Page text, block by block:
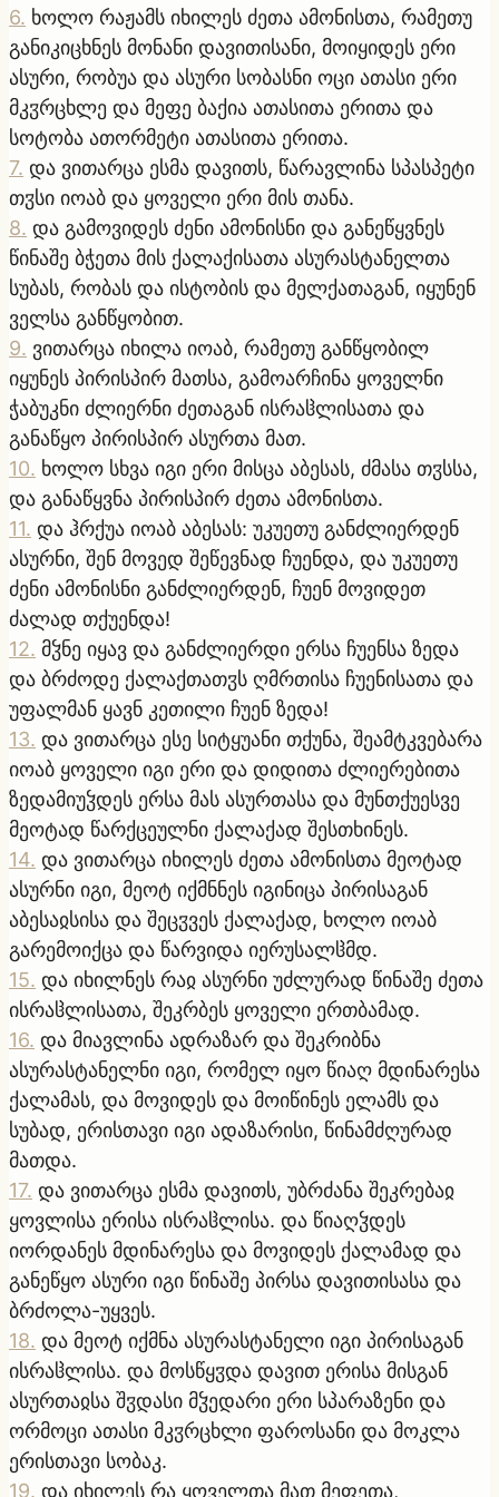
6. ხოლო რაჟამს იხილეს ძეთა ამონისთა, რამეთუ
განიკიცხნეს მონანი დავითისანი, მოიყიდეს ერი
ასური, რობუა და ასური სობასნი ოცი ათასი ერი
მკჳრცხლე და მეფე ბაქია ათასითა ერითა და
სოტობა ათორმეტი ათასითა ერითა.
7. და ვითარცა ესმა დავითს, წარავლინა სპასპეტი
თჳსი იოაბ და ყოველი ერი მის თანა.
8. და გამოვიდეს ძენი ამონისნი და განეწყვნეს
წინაშე ბჭეთა მის ქალაქისათა ასურასტანელთა
სუბას, რობას და ისტობის და მელქათაგან, იყუნენ
ველსა განწყობით.
9. ვითარცა იხილა იოაბ, რამეთუ განწყობილ
იყუნეს პირისპირ მათსა, გამოარჩინა ყოველნი
ჭაბუკნი ძლიერნი ძეთაგან ისრაჱლისათა და
განაწყო პირისპირ ასურთა მათ.
10. ხოლო სხვა იგი ერი მისცა აბესას, ძმასა თჳსსა,
და განაწყვნა პირისპირ ძეთა ამონისთა.
11. და ჰრქუა იოაბ აბესას: უკუეთუ განძლიერდენ
ასურნი, შენ მოვედ შეწევნად ჩუენდა, და უკუეთუ
ძენი ამონისნი განძლიერდენ, ჩუენ მოვიდეთ
ძალად თქუენდა!
12. მჴნე იყავ და განძლიერდი ერსა ჩუენსა ზედა
და ბრძოდე ქალაქთათჳს ღმრთისა ჩუენისათა და
უფალმან ყავნ კეთილი ჩუენ ზედა!
13. და ვითარცა ესე სიტყუანი თქუნა, შეამტკვებარა
იოაბ ყოველი იგი ერი და დიდითა ძლიერებითა
ზედამიუჴდეს ერსა მას ასურთასა და მუნთქუესვე
მეოტად წარქცეულნი ქალაქად შესთხინეს.
14. და ვითარცა იხილეს ძეთა ამონისთა მეოტად
ასურნი იგი, მეოტ იქმნნეს იგინიცა პირისაგან
აბესაჲსისა და შეცჳვეს ქალაქად, ხოლო იოაბ
გარემოიქცა და წარვიდა იერუსალჱმდ.
15. და იხილნეს რაჲ ასურნი უძლურად წინაშე ძეთა
ისრაჱლისათა, შეკრბეს ყოველი ერთბამად.
16. და მიავლინა ადრაზარ და შეკრიბნა
ასურასტანელნი იგი, რომელ იყო წიაღ მდინარესა
ქალამას, და მოვიდეს და მოიწინეს ელამს და
სუბად, ერისთავი იგი ადაზარისი, წინამძღურად
მათდა.
17. და ვითარცა ესმა დავითს, უბრძანა შეკრებაჲ
ყოვლისა ერისა ისრაჱლისა. და წიაღჴდეს
იორდანეს მდინარესა და მოვიდეს ქალამად და
განეწყო ასური იგი წინაშე პირსა დავითისასა და
ბრძოლა-უყვეს.
18. და მეოტ იქმნა ასურასტანელი იგი პირისაგან
ისრაჱლისა. და მოსწყჳდა დავით ერისა მისგან
ასურთაჲსა შჳდასი მჴედარი ერი სპარაზენი და
ორმოცი ათასი მკჳრცხლი ფაროსანი და მოკლა
ერისთავი სობაკ.
19. და იხილეს რა ყოველთა მათ მეფეთა,